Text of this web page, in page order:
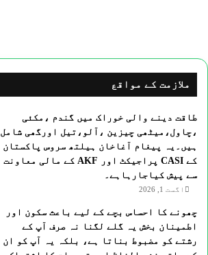
ملازمت کے مواقع
طاقت دینے والی خوراک میں گندم ،مکئی
،چاول،میٹھی چیزین ،آلو،تیل اورگھی شامل
ہیں۔یہ پیغام آغاخان ہیلتھ سروس پاکستان
کے CASI پراجیکٹ اور AKF کے مالی معاونت
سے پیش کیاجارہاہے۔
اگست 1, 2026
چھونے کا احساس بچے کے لیے باعث سکون اور
اطمینان بخش یہ گلے لگنا نہ صرف آپ کے
رشتے کو مضبوط بناتا ہے، بلکہ یہ آپ کو ان